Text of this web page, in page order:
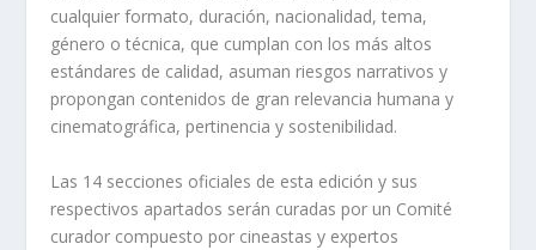
cualquier formato, duración, nacionalidad, tema,
género o técnica, que cumplan con los más altos
estándares de calidad, asuman riesgos narrativos y
propongan contenidos de gran relevancia humana y
cinematográfica, pertinencia y sostenibilidad.
Las 14 secciones oficiales de esta edición y sus
respectivos apartados serán curadas por un Comité
curador compuesto por cineastas y expertos